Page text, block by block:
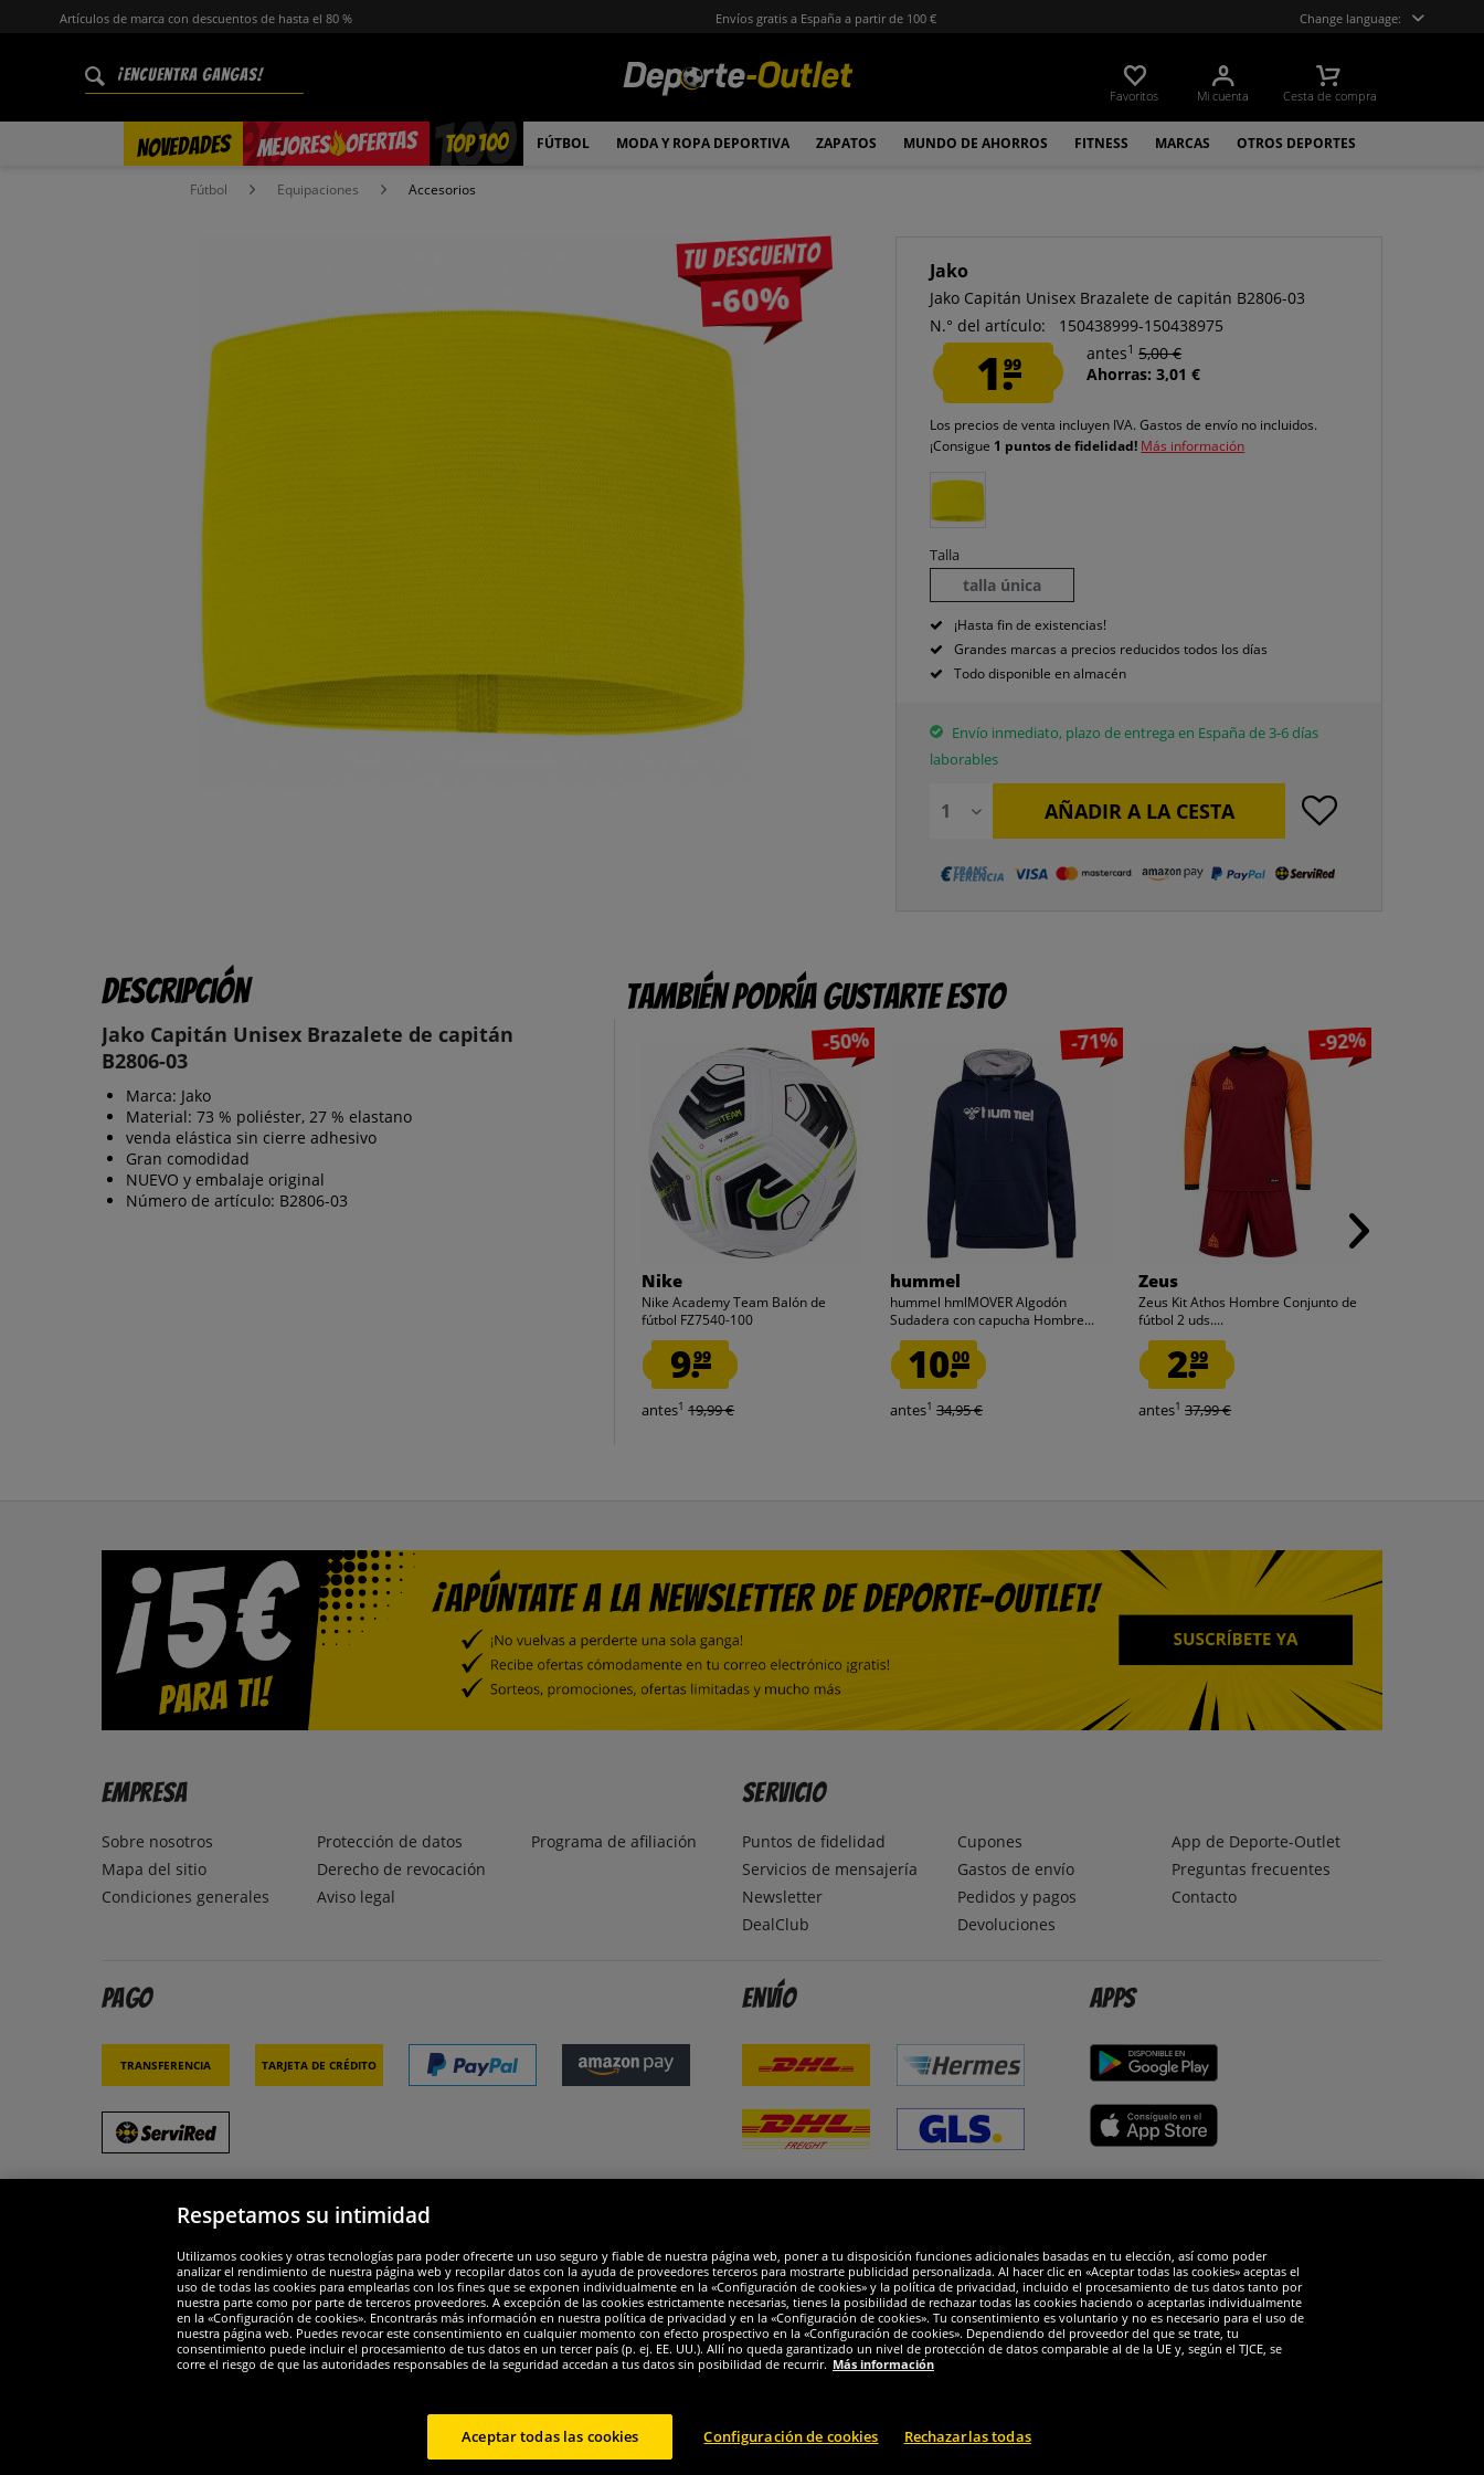
Artículos de marca con descuentos de hasta el 80 % Envíos gratis a España a partir de 100 € Change language:
Favoritos Mi cuenta Cesta de compra
NOVEDADES MEJORES OFERTAS
% TOP 100 FÚTBOL MODA Y ROPA DEPORTIVA ZAPATOS MUNDO DE AHORROS FITNESS MARCAS OTROS DEPORTES
Fútbol Equipaciones Accesorios
Tu descuento
-60%
Jako
Jako Capitán Unisex Brazalete de capitán B2806-03
N.° del artículo:
150438999-150438975
1.99
antes1 5,00 €
Ahorras: 3,01 €
Los precios de venta incluyen IVA.Gastos de envío no incluidos.
¡Consigue 1 puntos de fidelidad! Más información
Talla
talla única
¡Hasta fin de existencias!
Grandes marcas a precios reducidos todos los días
Todo disponible en almacén
Envío inmediato, plazo de entrega en España de 3-6 días
laborables
AÑADIR A LA CESTA
Descripción
Jako Capitán Unisex Brazalete de capitán
B2806-03
Marca: Jako
Material: 73 % poliéster, 27 % elastano
venda elástica sin cierre adhesivo
Gran comodidad
NUEVO y embalaje original
Número de artículo: B2806-03
También podría gustarte esto
-50%
Nike
Nike Academy Team Balón de
fútbol FZ7540-100
9.99
antes1 19,99 €
-71%
hummel
hummel hmlMOVER Algodón
Sudadera con capucha Hombre...
10.00
antes1 34,95 €
-92%
Zeus
Zeus Kit Athos Hombre Conjunto de
fútbol 2 uds....
2.99
antes1 37,99 €
Empresa
Sobre nosotros
Mapa del sitio
Condiciones generales
Protección de datos
Derecho de revocación
Aviso legal
Programa de afiliación
Servicio
Puntos de fidelidad
Servicios de mensajería
Newsletter
DealClub
Cupones
Gastos de envío
Pedidos y pagos
Devoluciones
App de Deporte-Outlet
Preguntas frecuentes
Contacto
Pago
Transferencia Tarjeta de crédito
Envío Apps
Widerruf
Respetamos su intimidad
Utilizamos cookies y otras tecnologías para poder ofrecerte un uso seguro y fiable de nuestra página web, poner a tu disposición funciones adicionales basadas en tu elección, así como poder
analizar el rendimiento de nuestra página web y recopilar datos con la ayuda de proveedores terceros para mostrarte publicidad personalizada. Al hacer clic en «Aceptar todas las cookies» aceptas el
uso de todas las cookies para emplearlas con los fines que se exponen individualmente en la «Configuración de cookies» y la política de privacidad, incluido el procesamiento de tus datos tanto por
nuestra parte como por parte de terceros proveedores. A excepción de las cookies estrictamente necesarias, tienes la posibilidad de rechazar todas las cookies haciendo o aceptarlas individualmente
en la «Configuración de cookies». Encontrarás más información en nuestra política de privacidad y en la «Configuración de cookies». Tu consentimiento es voluntario y no es necesario para el uso de
nuestra página web. Puedes revocar este consentimiento en cualquier momento con efecto prospectivo en la «Configuración de cookies». Dependiendo del proveedor del que se trate, tu
consentimiento puede incluir el procesamiento de tus datos en un tercer país (p. ej. EE. UU.). Allí no queda garantizado un nivel de protección de datos comparable al de la UE y, según el TJCE, se
corre el riesgo de que las autoridades responsables de la seguridad accedan a tus datos sin posibilidad de recurrir. Más información
Configuración de cookies Rechazarlas todas
Aceptar todas las cookies